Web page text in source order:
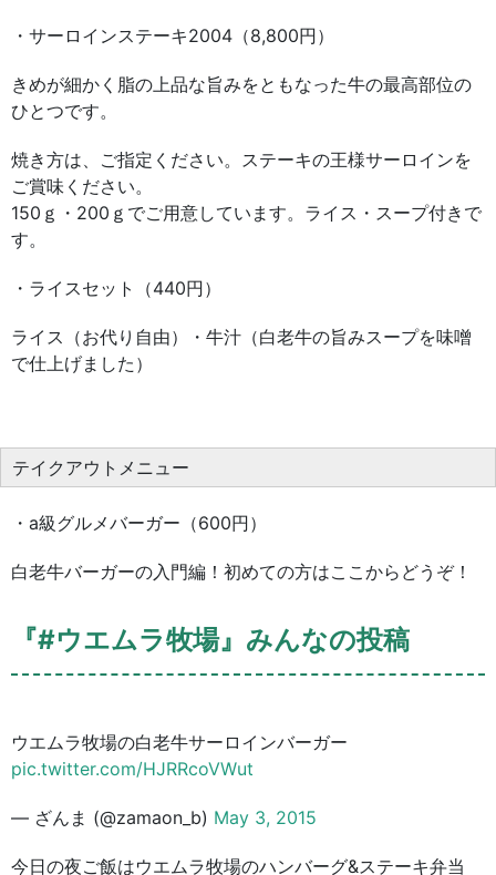
・サーロインステーキ2004（8,800円）
きめが細かく脂の上品な旨みをともなった牛の最高部位の
ひとつです。
焼き方は、ご指定ください。ステーキの王様サーロインを
ご賞味ください。
150ｇ・200ｇでご用意しています。ライス・スープ付きで
す。
・ライスセット（440円）
ライス（お代り自由）・牛汁（白老牛の旨みスープを味噌
で仕上げました）
テイクアウトメニュー
・a級グルメバーガー（600円）
白老牛バーガーの入門編！初めての方はここからどうぞ！
『#ウエムラ牧場』みんなの投稿
ウエムラ牧場の白老牛サーロインバーガー
pic.twitter.com/HJRRcoVWut
— ざんま (@zamaon_b) May 3, 2015
今日の夜ご飯はウエムラ牧場のハンバーグ&ステーキ弁当